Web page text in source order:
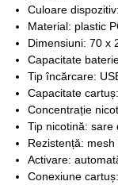
Culoare
Material: plastic
Dimensiuni: 70 x
Capacitate
Tip încărcare:
Capacitate
Concentrație
Tip nicotină: sare
Rezistență: mesh
Activare:
Conexiune